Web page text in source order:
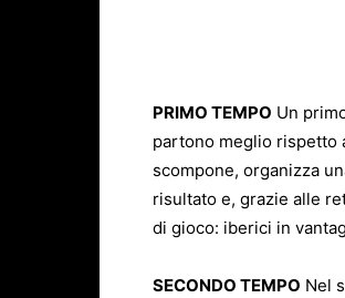
PRIMO TEMPO Un
partono meglio rispetto
scompone, organizza
risultato e, grazie alle
di gioco: iberici in
SECONDO TEMPO Nel